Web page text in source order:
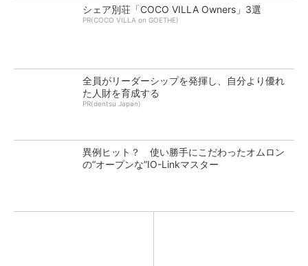
シェア別荘「COCO VILLA Owners」3選
PR(COCO VILLA on GOETHE)
全員がリーダーシップを発揮し、自分より優れ
た人財を育成する
PR(dentsu Japan)
異例ヒット？ 使い勝手にこだわったオムロン
の“オープンな”IO-Linkマスター